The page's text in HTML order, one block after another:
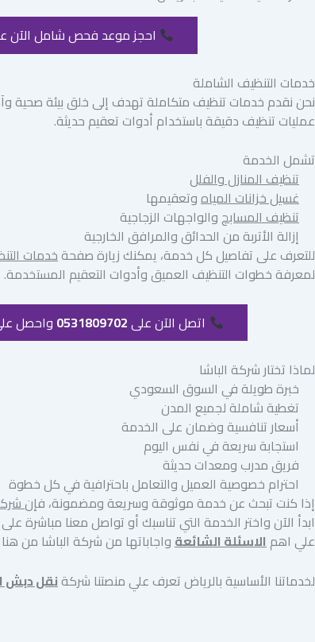
احجز موعد فحص شامل الآن
خدمات التنظيف الشاملة
نحن نقدم خدمات تنظيف متكاملة تهدف إلى خلق بيئة صحية
عمليات تنظيف دقيقة باستخدام أدوات تعقيم حديثة.
تشمل الخدمة
تنظيف المنازل والفلل
غسيل خزانات المياهوتعقيمها
تنظيف المسابح والواجهات الزجاجية
إزالة الأتربة من الحدائق والمرافق الخارجية
للتعرف على تفاصيل كل خدمة، يمكنك زيارة صفحةخدمات
لمعرفة خطوات التنظيف العميق وأدوات التعقيم المستخدمة.
اتصل الآن على0531809702 واحصل
لماذا تختار شركة الباشا
خبرة طويلة في السوق السعودي
تغطية شاملة لجميع المدن
أسعار تنافسية وضمان على الخدمة
استجابة سريعة في نفس اليوم
فريق مدرب ومعدات حديثة
احترام خصوصية العميل والتعامل باحترافية في كل خطوة
إذا كنت تبحث عن خدمة موثوقة وسريعة ومضمونة، فإن
ابدأ الآن واختر الخدمة التي تناسبك أو تواصل معنا مباشرة على
علي اهمالاسئلة الشائعةواجاباتها من شركة الباشا من
لخدماتنا الأساسية بالرياض تعرف علي منصتنا شركةنقل دبش